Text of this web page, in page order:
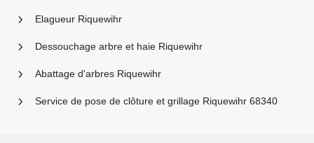
Elagueur Riquewihr
Dessouchage arbre et haie Riquewihr
Abattage d'arbres Riquewihr
Service de pose de clôture et grillage Riquewihr 68340